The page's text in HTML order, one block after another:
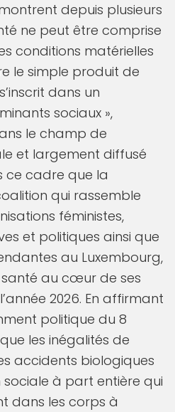
depuis plusieurs
ne peut être comprise
conditions matérielles
le simple produit de
dans un
sociaux »,
le champ de
et largement diffusé
ce cadre que la
qui rassemble
féministes,
et politiques ainsi que
au Luxembourg,
au cœur de ses
2026. En affirmant
politique du 8
les inégalités de
accidents biologiques
à part entière qui
dans les corps à